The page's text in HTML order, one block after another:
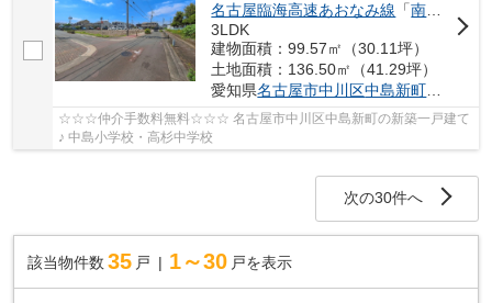
名古屋臨海高速あおなみ線 「南荒子
3LDK
建物面積：99.57㎡（30.11坪）
土地面積：136.50㎡（41.29坪）
愛知県名古屋市中川区中島新町
☆☆☆仲介手数料無料☆☆☆ 名古屋市中川区中島新町の新築一戸建て
♪ 中島小学校・高杉中学校
次の30件へ
該当物件数 35 戸 1～30 戸を表示